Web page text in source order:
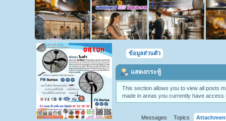
ข้อมูลส่วนตัว
แสดงกระทู้
This section allows you to view all posts
made in areas you currently have access
Messages Topics